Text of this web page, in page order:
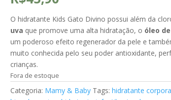
O hidratante Kids Gato Divino possui além da
uva que promove uma alta hidratação, o óleo
um poderoso efeito regenerador da pele e
muito conhecida pelo seu poder antioxidante,
crianças.
Fora de estoque
Categoria: Mamy & Baby Tags: hidratante